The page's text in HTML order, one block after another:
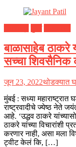
बाळासाहेब ठाकरे
सच्चा शिवसैनिक
जून 23, 2022थोडक्यात
मुंबई : सध्या महाराष्ट्रात
राष्ट्रवादीचे ज्येष्ठ नेते
आहे. ‘उद्धव ठाकरे
ठाकरे यांच्या विचारांशी
करणार नाही, असा मला
ट्वीट केलं कि, […]